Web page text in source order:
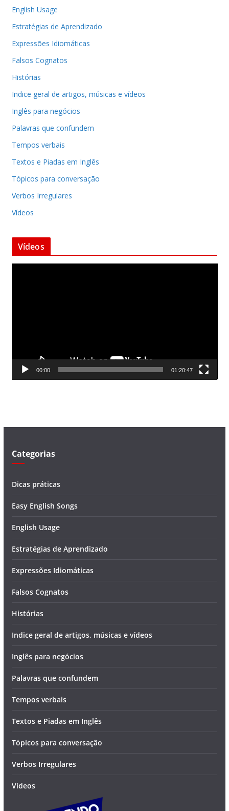
English Usage
Estratégias de Aprendizado
Expressões Idiomáticas
Falsos Cognatos
Histórias
Indice geral de artigos, músicas e vídeos
Inglês para negócios
Palavras que confundem
Tempos verbais
Textos e Piadas em Inglês
Tópicos para conversação
Verbos Irregulares
Vídeos
Vídeos
d
00:00 01:20:47
Categorias
Dicas práticas
Easy English Songs
English Usage
Estratégias de Aprendizado
Expressões Idiomáticas
Falsos Cognatos
Histórias
Indice geral de artigos, músicas e vídeos
Inglês para negócios
Palavras que confundem
Tempos verbais
Textos e Piadas em Inglês
Tópicos para conversação
Verbos Irregulares
Vídeos